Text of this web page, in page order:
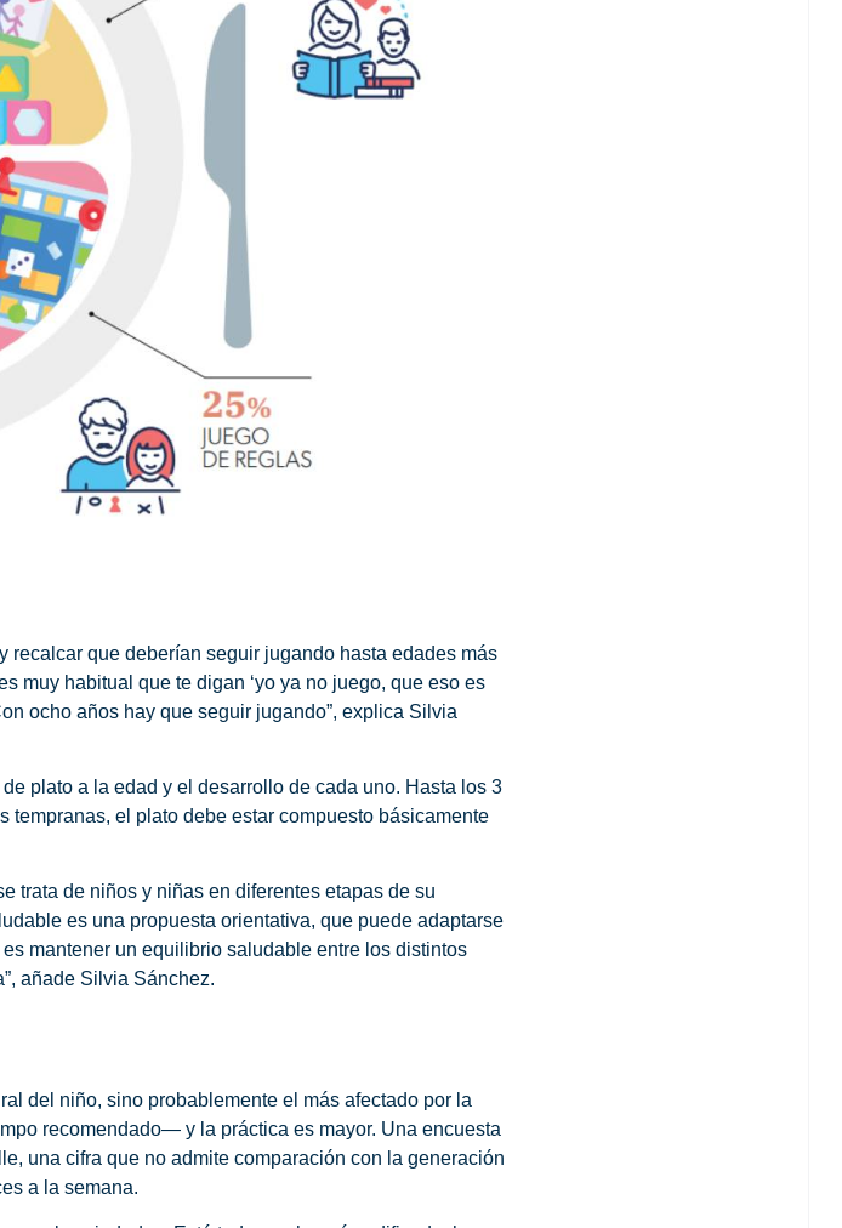
y recalcar que deberían seguir jugando hasta edades más
muy habitual que te digan ‘yo ya no juego, que eso es
ocho años hay que seguir jugando”, explica Silvia
plato a la edad y el desarrollo de cada uno. Hasta los 3
el plato debe estar compuesto básicamente
trata de niños y niñas en diferentes etapas de su
es una propuesta orientativa, que puede adaptarse
es mantener un equilibrio saludable entre los distintos
”, añade Silvia Sánchez.
del niño, sino probablemente el más afectado por la
recomendado— y la práctica es mayor. Una encuesta
, una cifra que no admite comparación con la generación
a la semana.